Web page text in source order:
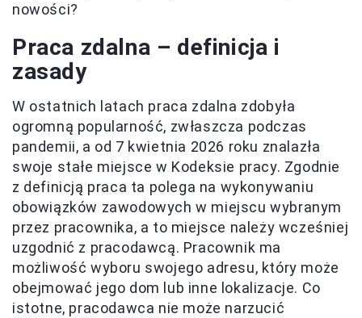
nowości?
Praca zdalna – definicja i
zasady
W ostatnich latach praca zdalna zdobyła
ogromną popularność, zwłaszcza podczas
pandemii, a od 7 kwietnia 2026 roku znalazła
swoje stałe miejsce w Kodeksie pracy. Zgodnie
z definicją praca ta polega na wykonywaniu
obowiązków zawodowych w miejscu wybranym
przez pracownika, a to miejsce należy wcześniej
uzgodnić z pracodawcą. Pracownik ma
możliwość wyboru swojego adresu, który może
obejmować jego dom lub inne lokalizacje. Co
istotne, pracodawca nie może narzucić